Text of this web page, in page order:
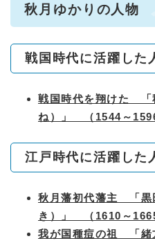
秋月ゆかりの人物
戦国時代に活躍した
戦国時代を翔けた 「
ね）」 （1544～1596
江戸時代に活躍した
秋月藩初代藩主 「黒
き）」 （1610～1665
我が国種痘の祖 「緒